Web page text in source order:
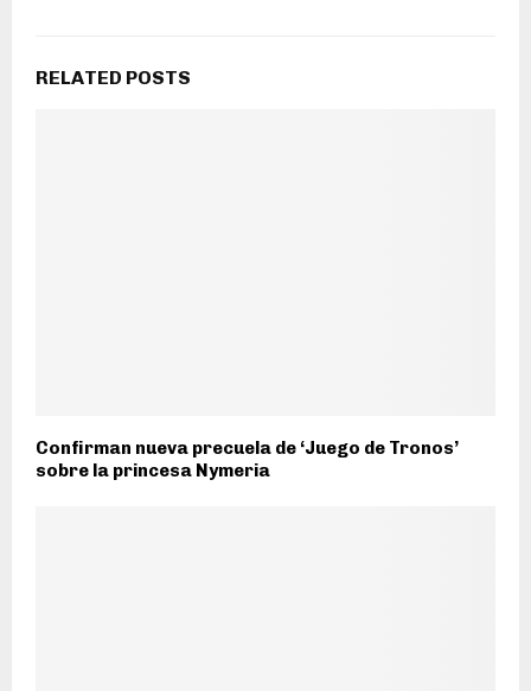
RELATED POSTS
Confirman nueva precuela de ‘Juego de Tronos’
sobre la princesa Nymeria